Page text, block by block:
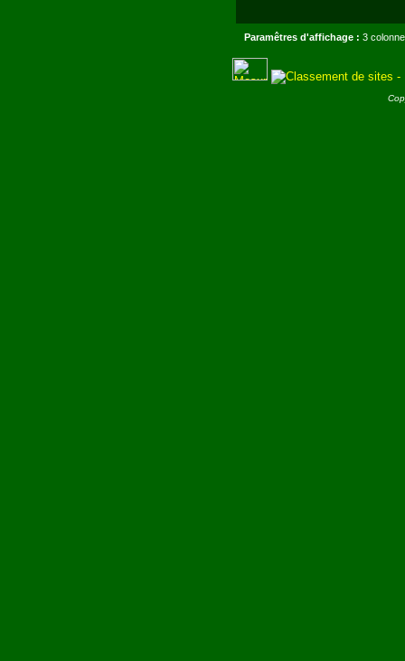
Paramêtres d'affichage : 3